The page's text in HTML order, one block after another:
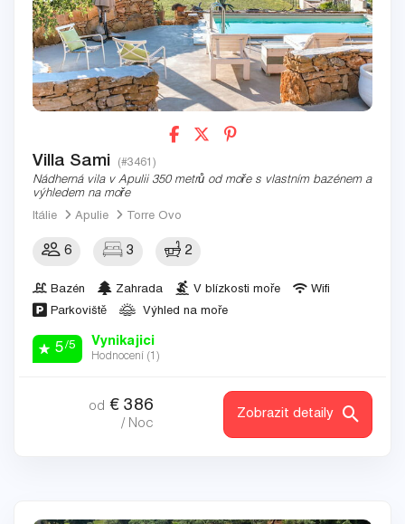
Villa Sami (#3461)
Nádherná vila v Apulii 350 metrů od moře s vlastním bazénem a
výhledem na moře
Itálie
Apulie Torre Ovo
6 3 2
Bazén Zahrada V blízkosti moře
Wifi
Parkoviště
Výhled na moře
5/5 Vynikajici
Hodnocení (1 )
od € 386
/ Noc
Zobrazit detaily